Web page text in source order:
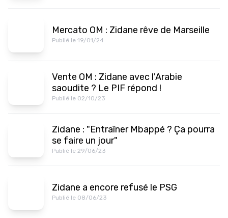
Mercato OM : Zidane rêve de Marseille
Publié le 19/01/24
Vente OM : Zidane avec l'Arabie
saoudite ? Le PIF répond !
Publié le 02/10/23
Zidane : "Entraîner Mbappé ? Ça pourra
se faire un jour"
Publié le 29/06/23
Zidane a encore refusé le PSG
Publié le 08/06/23